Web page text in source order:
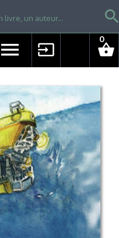
menu input shopping_basket
0